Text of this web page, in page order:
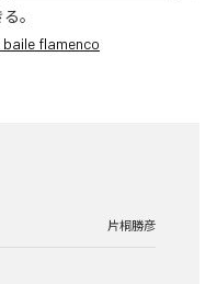
。
flamenco
片桐勝彦